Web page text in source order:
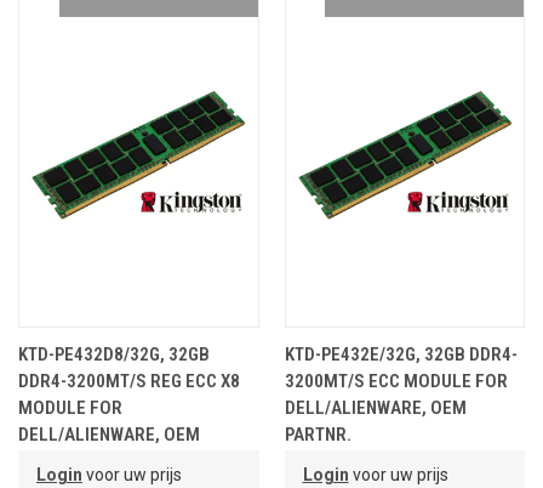
KTD-PE432D8/32G, 32GB
DDR4-3200MT/S REG ECC X8
MODULE FOR
DELL/ALIENWARE, OEM
Login voor uw prijs
KTD-PE432E/32G, 32GB DDR4-
3200MT/S ECC MODULE FOR
DELL/ALIENWARE, OEM
PARTNR.
Login voor uw prijs